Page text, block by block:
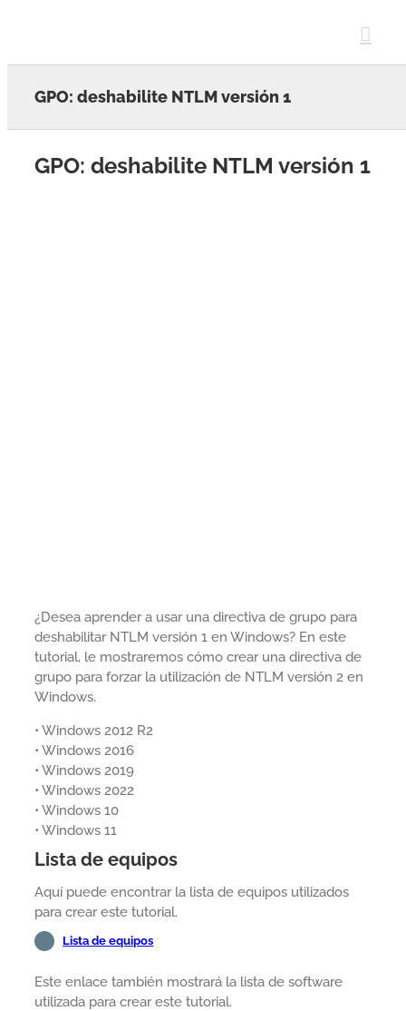
GPO: deshabilite NTLM versión 1
GPO: deshabilite NTLM versión 1
¿Desea aprender a usar una directiva de grupo para
deshabilitar NTLM versión 1 en Windows? En este
tutorial, le mostraremos cómo crear una directiva de
grupo para forzar la utilización de NTLM versión 2 en
Windows.
• Windows 2012 R2
• Windows 2016
• Windows 2019
• Windows 2022
• Windows 10
• Windows 11
Lista de equipos
Aquí puede encontrar la lista de equipos utilizados
para crear este tutorial.
Lista de equipos
Este enlace también mostrará la lista de software
utilizada para crear este tutorial.